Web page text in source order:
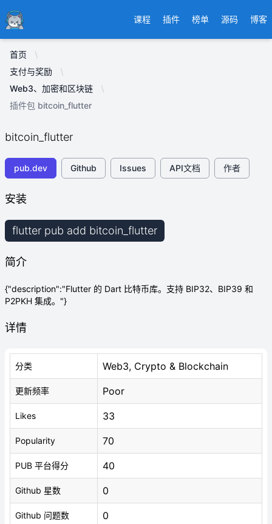
Ducafecat 课程 插件 榜单 源码 博客
首页
支付与奖励
Web3、加密和区块链
插件包 bitcoin_flutter
bitcoin_flutter
pub.dev Github Issues API文档 作者
安装
flutter pub add bitcoin_flutter
简介
{"description":"Flutter 的 Dart 比特币库。支持 BIP32、BIP39 和
P2PKH 集成。"}
详情
分类 Web3, Crypto & Blockchain
更新频率 Poor
Likes 33
Popularity 70
PUB 平台得分 40
Github 星数 0
Github 问题数 0